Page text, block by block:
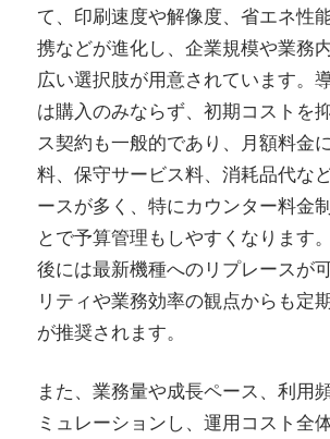
て、印刷速度や解像度、省エネ性
携などが進化し、企業規模や業務
広い選択肢が用意されています。
は購入のみならず、初期コストを
ス契約も一般的であり、月額料金
料、保守サービス料、消耗品代な
ースが多く、特にカウンター料金
とで予算管理もしやすくなります
後には最新機種へのリプレースが
リティや業務効率の観点からも定
が推奨されます。
また、業務量や成長ペース、利用
ミュレーションし、運用コスト全